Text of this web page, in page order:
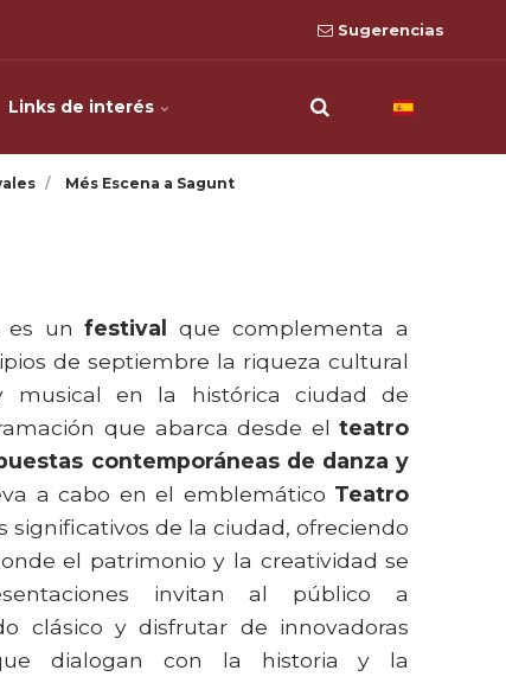
Sugerencias
Links de interés
Més Escena a Sagunt
unfestival
que complementa a
de septiembre la riqueza cultural
en la histórica ciudad de
que abarca desde elteatro
contemporáneas de danza y
a cabo en el emblemático Teatro
significativos de la ciudad, ofreciendo
el patrimonio y la creatividad se
invitan al público a
clásico y disfrutar de innovadoras
dialogan con la historia y la